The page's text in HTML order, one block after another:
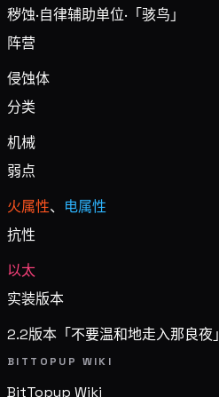
秽蚀·自律辅助单位·「骇鸟」
阵营
侵蚀体
分类
机械
弱点
火属性、 电属性
抗性
以太
实装版本
2.2版本 「不要温和地走入那良夜」
BITTOPUP WIKI
BitTopup Wiki